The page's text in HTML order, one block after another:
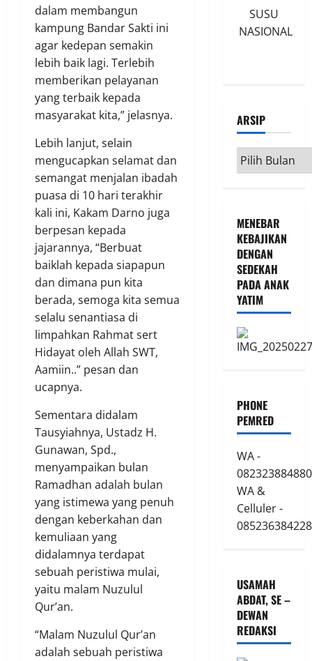
dalam membangun
kampung Bandar Sakti ini
agar kedepan semakin
lebih baik lagi. Terlebih
memberikan pelayanan
yang terbaik kepada
masyarakat kita,” jelasnya.
Lebih lanjut, selain
mengucapkan selamat dan
semangat menjalan ibadah
puasa di 10 hari terakhir
kali ini, Kakam Darno juga
berpesan kepada
jajarannya, “Berbuat
baiklah kepada siapapun
dan dimana pun kita
berada, semoga kita semua
selalu senantiasa di
limpahkan Rahmat sert
Hidayat oleh Allah SWT,
Aamiin..” pesan dan
ucapnya.
Sementara didalam
Tausyiahnya, Ustadz H.
Gunawan, Spd.,
menyampaikan bulan
Ramadhan adalah bulan
yang istimewa yang penuh
dengan keberkahan dan
kemuliaan yang
didalamnya terdapat
sebuah peristiwa mulai,
yaitu malam Nuzulul
Qur’an.
“Malam Nuzulul Qur’an
adalah sebuah peristiwa
SUSU
NASIONAL
ARSIP
Arsip
MENEBAR
KEBAJIKAN
DENGAN
SEDEKAH
PADA ANAK
YATIM
PHONE
PEMRED
WA -
082323884880
WA &
Celluler -
085236384228
USAMAH
ABDAT, SE –
DEWAN
REDAKSI